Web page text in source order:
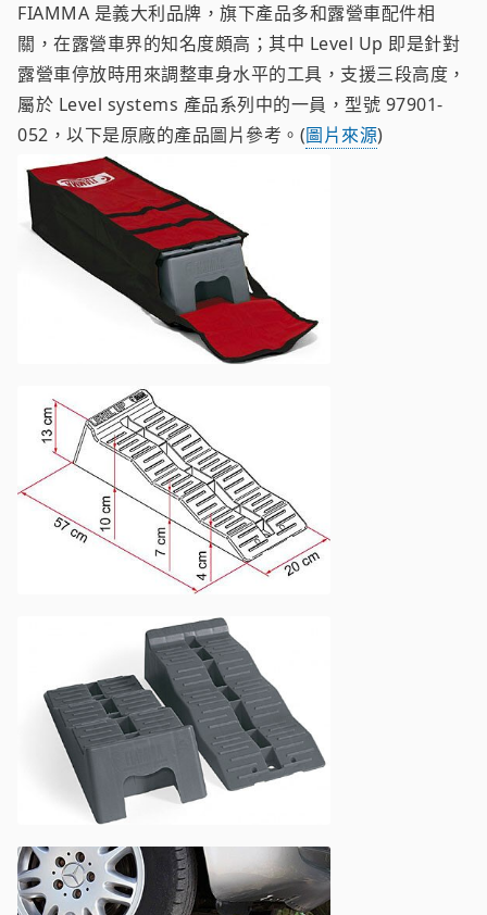
FIAMMA 是義大利品牌，旗下產品多和露營車配件相
關，在露營車界的知名度頗高；其中 Level Up 即是針對
露營車停放時用來調整車身水平的工具，支援三段高度，
屬於 Level systems 產品系列中的一員，型號 97901-
052，以下是原廠的產品圖片參考。(圖片來源)